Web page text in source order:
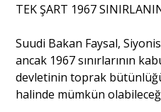
TEK ŞART 1967
Suudi Bakan Faysal,
ancak 1967 sınırlarının
devletinin toprak
halinde mümkün